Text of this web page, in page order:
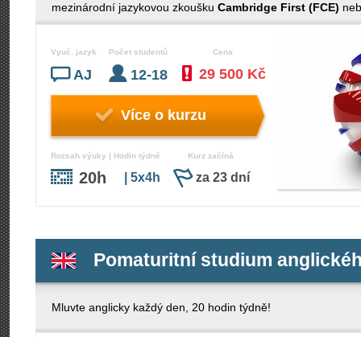
mezinárodní jazykovou zkoušku Cambridge First (FCE)
Vyuč. jazyk
AJ
Počet studentů
12-18
Cena
29 500 Kč
Více o kurzu
Rozsah výuky | Hodin týdně
20h | 5x4h
Kurz začíná
za 23 dní
Pomaturitní studium
Mluvte anglicky každý den, 20 hodin týdně!